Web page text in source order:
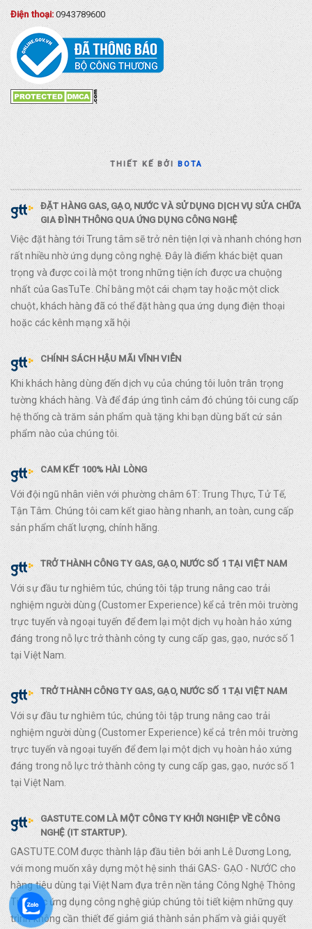
Điện thoại:0943789600
THIẾT KẾ BỞIBOTA
ĐẶT HÀNG GAS, GẠO, NƯỚC VÀ SỬ DỤNG DỊCH VỤ SỬA CHỮA
GIA ĐÌNH THÔNG QUA ỨNG DỤNG CÔNG NGHỆ
Việc đặt hàng tới Trung tâm sẽ trở nên tiện lợi và nhanh chóng hơn
rất nhiều nhờ ứng dụng công nghệ. Đây là điểm khác biệt quan
trọng và được coi là một trong những tiện ích được ưa chuộng
nhất của GasTuTe. Chỉ bằng một cái chạm tay hoặc một click
chuột, khách hàng đã có thể đặt hàng qua ứng dụng điện thoại
hoặc các kênh mạng xã hội
CHÍNH SÁCH HẬU MÃI VĨNH VIỄN
Khi khách hàng dùng đến dịch vụ của chúng tôi luôn trân trọng
tường khách hàng. Và để đáp ứng tình cảm đó chúng tôi cung cấp
hệ thống cà trăm sản phẩm quà tặng khi bạn dùng bất cứ sản
phẩm nào của chúng tôi.
CAM KẾT 100% HÀI LÒNG
Với đội ngũ nhân viên với phường châm 6T: Trung Thực, Tử Tế,
Tận Tâm. Chúng tôi cam kết giao hàng nhanh, an toàn, cung cấp
sản phẩm chất lượng, chính hãng.
TRỞ THÀNH CÔNG TY GAS, GẠO, NƯỚC SỐ 1 TẠI VIỆT NAM
Với sự đầu tư nghiêm túc, chúng tôi tập trung nâng cao trải
nghiệm người dùng (Customer Experience) kể cả trên môi trường
trực tuyến và ngoại tuyến để đem lại một dịch vụ hoàn hảo xứng
đáng trong nỗ lực trở thành công ty cung cấp gas, gạo, nước số 1
tại Việt Nam.
TRỞ THÀNH CÔNG TY GAS, GẠO, NƯỚC SỐ 1 TẠI VIỆT NAM
Với sự đầu tư nghiêm túc, chúng tôi tập trung nâng cao trải
nghiệm người dùng (Customer Experience) kể cả trên môi trường
trực tuyến và ngoại tuyến để đem lại một dịch vụ hoàn hảo xứng
đáng trong nỗ lực trở thành công ty cung cấp gas, gạo, nước số 1
tại Việt Nam.
GASTUTE.COM LÀ MỘT CÔNG TY KHỞI NGHIỆP VỀ CÔNG
NGHỆ (IT STARTUP).
GASTUTE.COM được thành lập đầu tiên bởi anh Lê Dương Long,
với mong muốn xây dựng một hệ sinh thái GAS- GẠO - NƯỚC cho
hàng tiêu dùng tại Việt Nam đựa trên nền tảng Công Nghệ Thông
Tin. Việc ứng dụng công nghệ giúp chúng tôi tiết kiệm những quy
trình không cần thiết để giảm giá thành sản phẩm và giải quyết